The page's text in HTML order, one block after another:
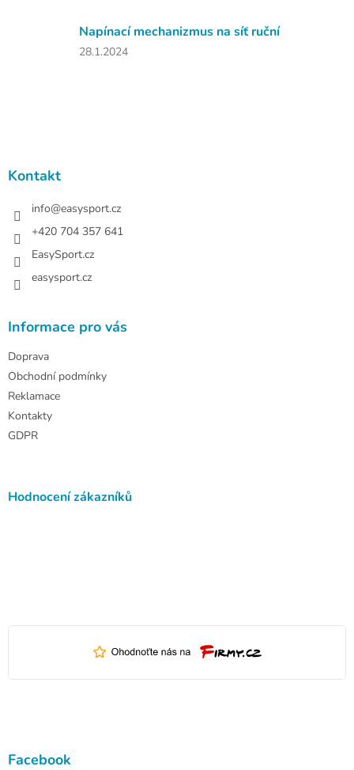
Napínací mechanizmus na síť ruční
Hodnocení
28.1.2024
Kontakt
info@easysport.cz
+420 704 357 641
EasySport.cz
easysport.cz
Informace pro vás
Doprava
Obchodní podmínky
Reklamace
Kontakty
GDPR
Hodnocení zákazníků
Facebook